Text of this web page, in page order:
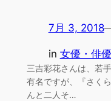
7月 3, 2018
in 女優・俳
三吉彩花さんは、若
有名ですが、『さく
んと二人そ…